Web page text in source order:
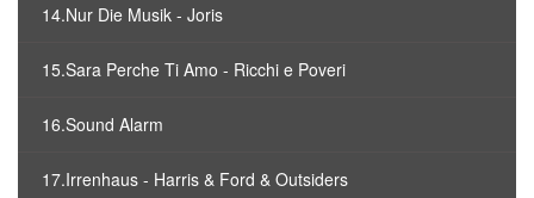
14.Nur Die Musik - Joris
15.Sara Perche Ti Amo - Ricchi e Poveri
16.Sound Alarm
17.Irrenhaus - Harris & Ford & Outsiders